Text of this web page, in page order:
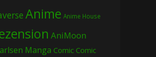
Anime Anime House
AniMoon
Manga Comic Comic